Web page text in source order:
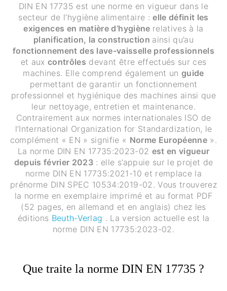
DIN EN 17735 est une norme en vigueur dans le
secteur de l’hygiène alimentaire :elle définit les
exigences en matière d’hygiène relatives à la
planification, la construction ainsi qu’au
fonctionnement des lave-vaisselle professionnels
et auxcontrôles devant être effectués sur ces
machines. Elle comprend également un guide
permettant de garantir un fonctionnement
professionnel et hygiénique des machines ainsi que
leur nettoyage, entretien et maintenance.
Contrairement aux normes internationales ISO de
l’International Organization for Standardization, le
complément « EN » signifie « Norme Européenne ».
La norme DIN EN 17735:2023-02 est en vigueur
depuis février 2023 : elle s’appuie sur le projet de
norme DIN EN 17735:2021-10 et remplace la
prénorme DIN SPEC 10534:2019-02. Vous trouverez
la norme en exemplaire imprimé et au format PDF
(52 pages, en allemand et en anglais) chez les
éditions Beuth-Verlag . La version actuelle est la
norme DIN EN 17735:2023-02.
Que traite la norme DIN EN 17735 ?